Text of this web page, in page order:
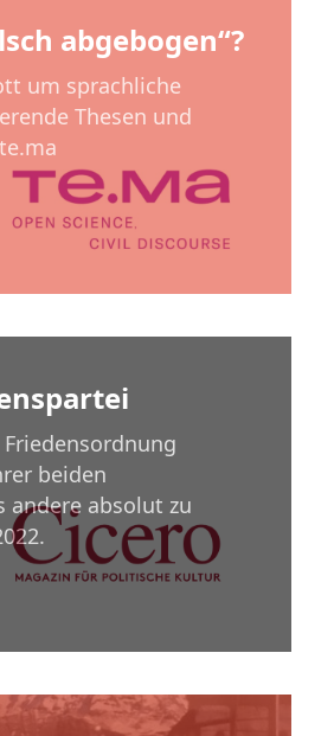
abgebogen“?
um sprachliche
Thesen und
beiden
andere absolut zu